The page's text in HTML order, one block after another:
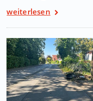
weiterlesen